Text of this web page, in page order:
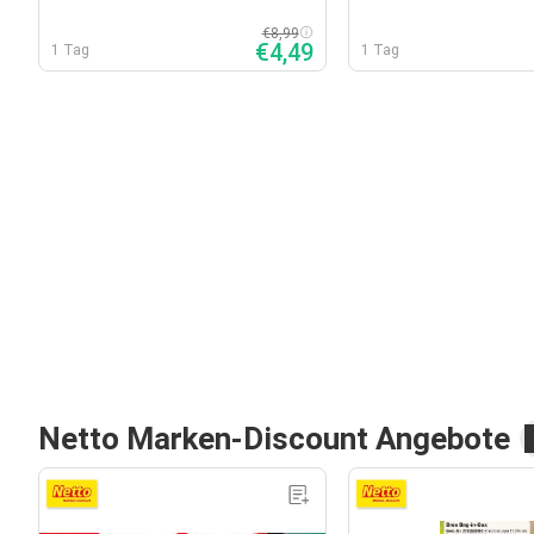
1 Tag
€8,99
€4,49 1 Tag
Netto Marken-Discount Angebote